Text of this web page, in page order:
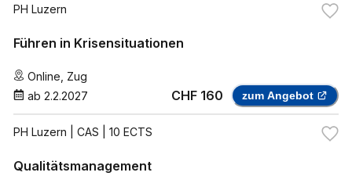
PH Luzern
Führen in Krisensituationen
Online Zug
ab 2.2.2027 CHF 160 zum Angebot
PH Luzern | CAS | 10 ECTS
Qualitätsmanagement